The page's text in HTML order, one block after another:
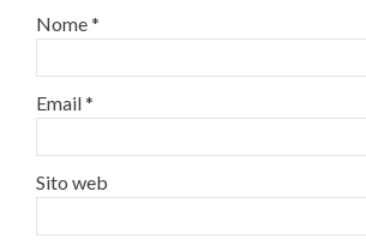
Nome*
Email*
Sito web